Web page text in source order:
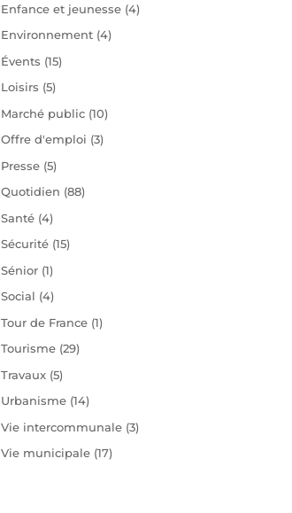
Enfance et jeunesse (4)
Environnement (4)
Évents (15)
Loisirs (5)
Marché public (10)
Offre d'emploi (3)
Presse (5)
Quotidien (88)
Santé (4)
Sécurité (15)
Sénior (1)
Social (4)
Tour de France (1)
Tourisme (29)
Travaux (5)
Urbanisme (14)
Vie intercommunale (3)
Vie municipale (17)